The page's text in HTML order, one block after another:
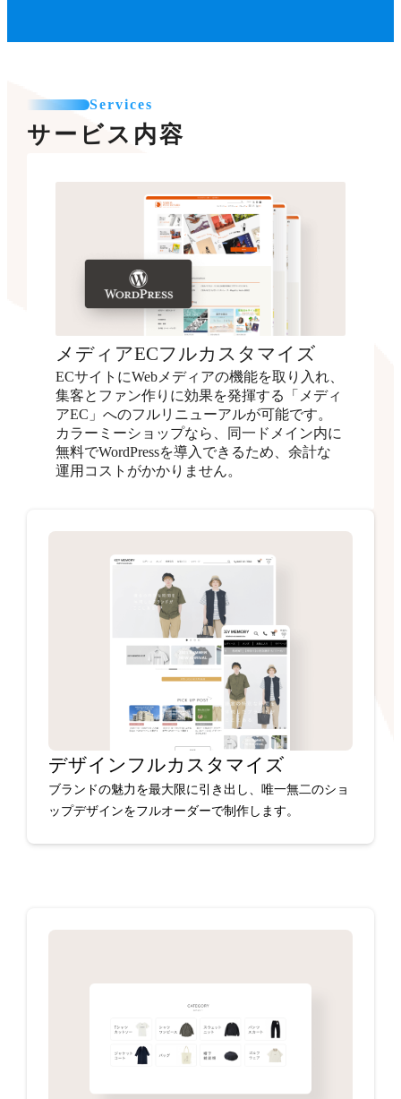
Services
サービス内容
メディアECフルカスタマイズ
ECサイトにWebメディアの機能を取り入れ、
集客とファン作りに効果を発揮する「メディ
アEC」へのフルリニューアルが可能です。
カラーミーショップなら、同一ドメイン内に
無料でWordPressを導入できるため、余計な
運用コストがかかりません。
デザインフルカスタマイズ
ブランドの魅力を最大限に引き出し、唯一無二のショ
ップデザインをフルオーダーで制作します。